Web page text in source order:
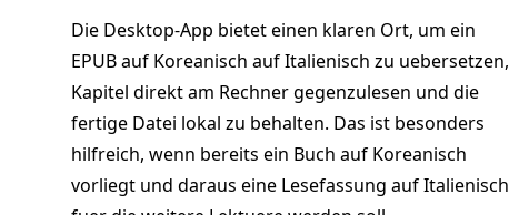
Die Desktop-App bietet einen klaren Ort, um ein
EPUB auf Koreanisch auf Italienisch zu uebersetzen,
Kapitel direkt am Rechner gegenzulesen und die
fertige Datei lokal zu behalten. Das ist besonders
hilfreich, wenn bereits ein Buch auf Koreanisch
vorliegt und daraus eine Lesefassung auf Italienisch